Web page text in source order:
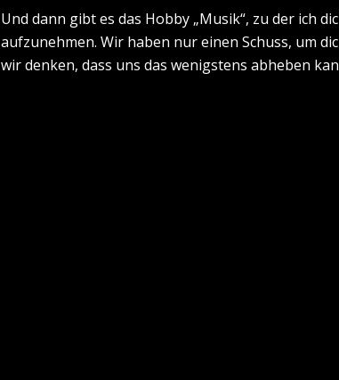
Und dann gibt es das Hobby „Musik“, zu der ich
aufzunehmen. Wir haben nur einen Schuss, um
wir denken, dass uns das wenigstens abheben